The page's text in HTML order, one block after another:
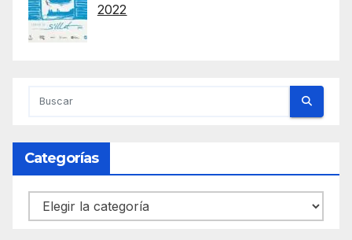
2022
Categorías
Categorías